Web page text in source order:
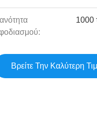
1000
Βρείτε Την Καλύτερη